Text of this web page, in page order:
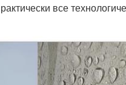
все